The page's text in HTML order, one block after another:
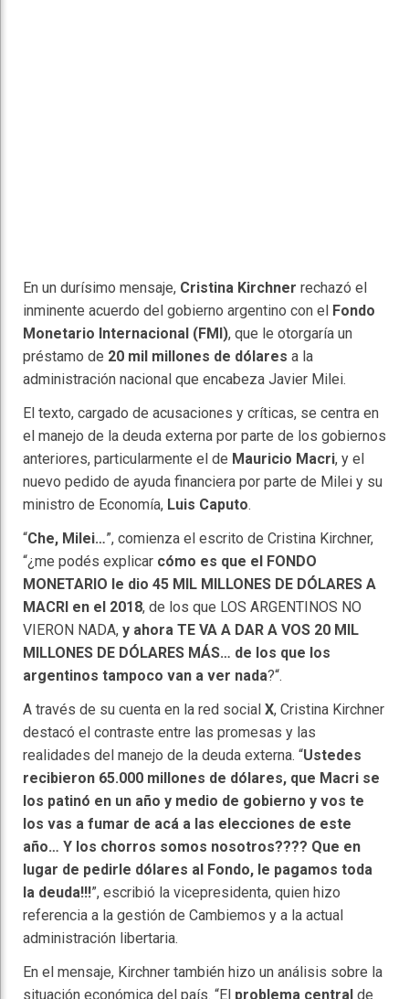
En un durísimo mensaje, Cristina Kirchner rechazó el
inminente acuerdo del gobierno argentino con el Fondo
Monetario Internacional (FMI), que le otorgaría un
préstamo de 20 mil millones de dólares a la
administración nacional que encabeza Javier Milei.
El texto, cargado de acusaciones y críticas, se centra en
el manejo de la deuda externa por parte de los gobiernos
anteriores, particularmente el de Mauricio Macri, y el
nuevo pedido de ayuda financiera por parte de Milei y su
ministro de Economía, Luis Caputo.
“Che, Milei…”, comienza el escrito de Cristina Kirchner,
“¿me podés explicar cómo es que el FONDO
MONETARIO le dio 45 MIL MILLONES DE DÓLARES A
MACRI en el 2018, de los que LOS ARGENTINOS NO
VIERON NADA, y ahora TE VA A DAR A VOS 20 MIL
MILLONES DE DÓLARES MÁS… de los que los
argentinos tampoco van a ver nada?“.
A través de su cuenta en la red social X, Cristina Kirchner
destacó el contraste entre las promesas y las
realidades del manejo de la deuda externa. “Ustedes
recibieron 65.000 millones de dólares, que Macri se
los patinó en un año y medio de gobierno y vos te
los vas a fumar de acá a las elecciones de este
año… Y los chorros somos nosotros???? Que en
lugar de pedirle dólares al Fondo, le pagamos toda
la deuda!!!”, escribió la vicepresidenta, quien hizo
referencia a la gestión de Cambiemos y a la actual
administración libertaria.
En el mensaje, Kirchner también hizo un análisis sobre la
situación económica del país. “El problema central de